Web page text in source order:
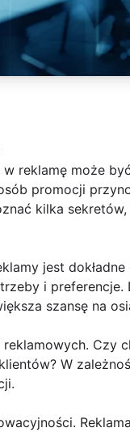
reklamę może
promocji
kilka
jest
i
szansę na
Czy
W